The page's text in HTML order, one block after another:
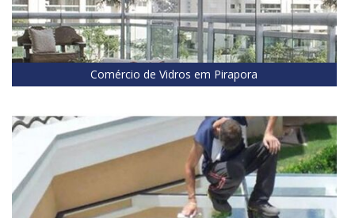
Comércio de Vidros em Pirapora